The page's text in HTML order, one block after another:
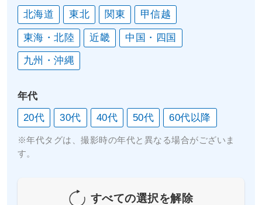
北海道
東北 関東 甲信越
東海・北陸 近畿 中国・四国
九州・沖縄
年代
20代
30代 40代 50代 60代以降
※年代タグは、撮影時の年代と異なる場合がございま
す。
すべての選択を解除